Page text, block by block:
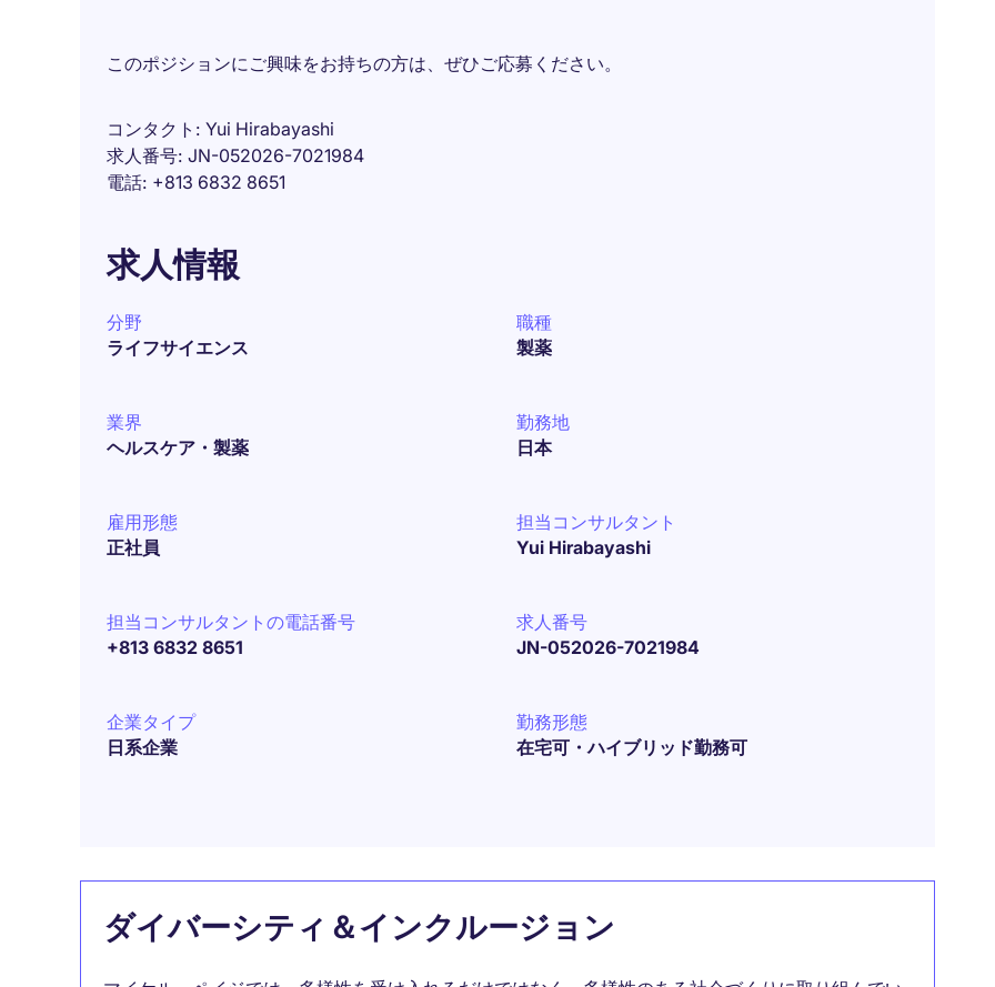
このポジションにご興味をお持ちの方は、ぜひご応募ください。
コンタクト
Yui Hirabayashi
求人番号 JN-052026-7021984
電話 +813 6832 8651
求人情報
分野
ライフサイエンス
職種
製薬
業界
ヘルスケア・製薬
勤務地
日本
雇用形態
正社員
担当コンサルタント
Yui Hirabayashi
担当コンサルタントの電話番号
+813 6832 8651
求人番号
JN-052026-7021984
企業タイプ
日系企業
勤務形態
在宅可・ハイブリッド勤務可
ダイバーシティ＆インクルージョン